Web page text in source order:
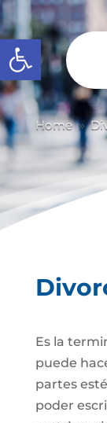
Abrir barra de
Home 9
Es la
puede
partes
poder